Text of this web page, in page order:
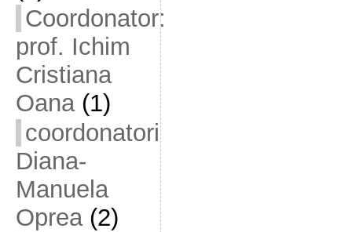
Coordonator:
prof. Ichim
Cristiana
Oana(1)
coordonatori
Diana-
Manuela
Oprea(2)